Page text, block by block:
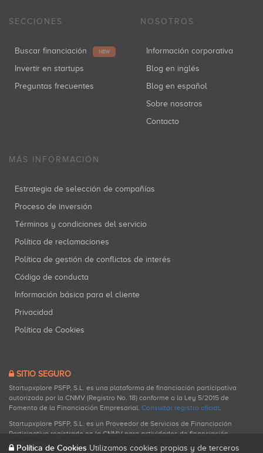
SECCIONES
Buscar financiación NEW
Invertir en startups
Preguntas frecuentes
NOSOTROS
Información corporativa
Blog en inglés
Blog en español
Sobre nosotros
Contacto
MÁS INFORMACIÓN
Estrategia de selección de compañías
Proceso de inversión
Términos y condiciones del servicio
Política de reclamaciones
Política de gestión de conflictos de interés
Código de conducta
Información básica para el cliente
Privacidad
Política de Cookies
SITIO SEGURO
Startupxplore PSFP, S.L. es una plataforma de financiación participativa
autorizada por la CNMV (Registro No. 18) conforme a la Ley 5/2015 de
Fomento de la Financiación Empresarial. Consultar registro oficial.
Startupxplore PSFP, S.L. es un Proveedor de Servicios de Financiación
Participativa registrado en la CNMV para actividades de financiación
participativa.
Política de Cookies Utilizamos cookies propias y de terceros